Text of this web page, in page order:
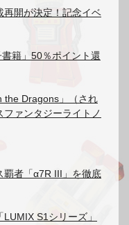
再開が決定！記念イベ
籍」50％ポイント還
the Dragons」（され
ァンタジーライトノ
覇者「α7R III」を徹底
S1シリーズ」